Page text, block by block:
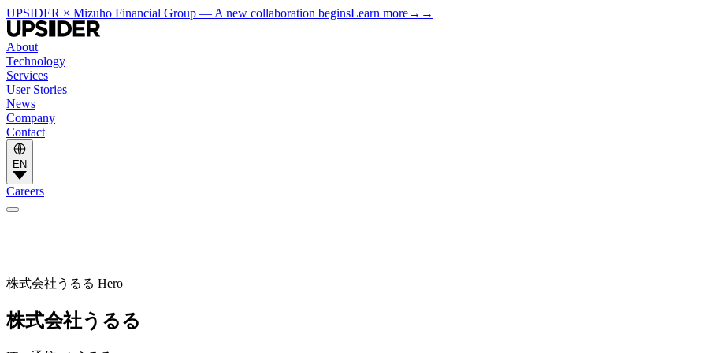
UPSIDER × Mizuho Financial Group — A new collaboration beginsLearn more→ →
About
Technology
Services
User Stories
News
Company
Contact
EN
Careers
株式会社うるる Hero
株式会社うるる